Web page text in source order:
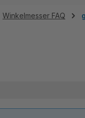
Winkelmesser FAQ